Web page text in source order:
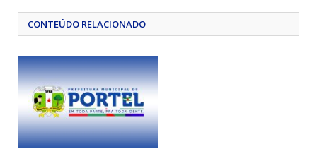
CONTEÚDO RELACIONADO